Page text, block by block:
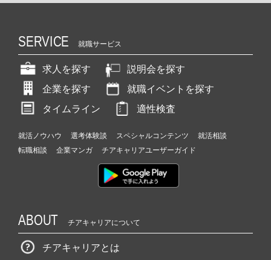
SERVICE 就職サービス
求人を探す
説明会を探す
企業を探す
就職イベントを探す
タイムライン
適性検査
就活ノウハウ 選考体験談 スペシャルコンテンツ
就活相談
転職相談
企業マンガ チアキャリアユーザーガイド
ABOUT チアキャリアについて
チアキャリアとは